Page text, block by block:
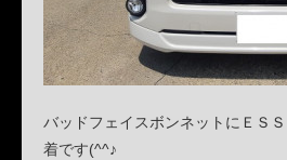
バッドフェイスボンネットにＥＳ
着です(^^♪